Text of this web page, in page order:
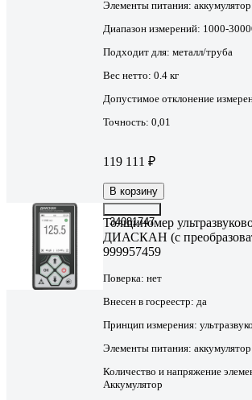
Элементы питания: аккумулятор
Диапазон измерений: 1000-
Подходит для: металл/труба
Вес нетто: 0.4 кг
Допустимое отклонение
Точность: 0,01
119 111 ₽
В корзину
34081747
Толщиномер
ДИАСКАН (с
999957459
Поверка: нет
Внесен в госреестр: да
Принцип измерения:
Элементы питания: аккумулятор
Количество и напряжение
Аккумулятор